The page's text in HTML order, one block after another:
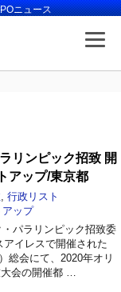
ニュース
リンピック招致 開
アップ/東京都
行政リスト
アップ
・パラリンピック招致委
イレスで開催された
総会にて、2020年オリ
会の開催都 …